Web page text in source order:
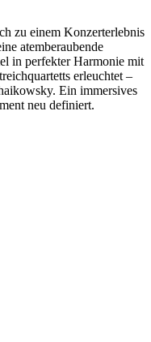
zu einem Konzerterlebnis
atemberaubende
in perfekter Harmonie mit
erleuchtet –
Ein immersives
neu definiert.